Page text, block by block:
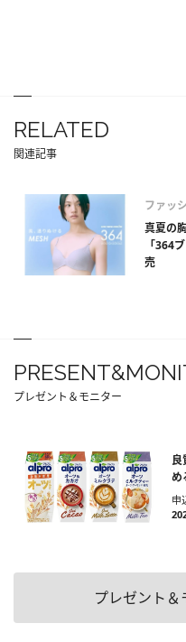
RELATED
関連記事
ファッ
真夏の
「364
売
プレゼント＆モニター
良
め
申
プレゼント